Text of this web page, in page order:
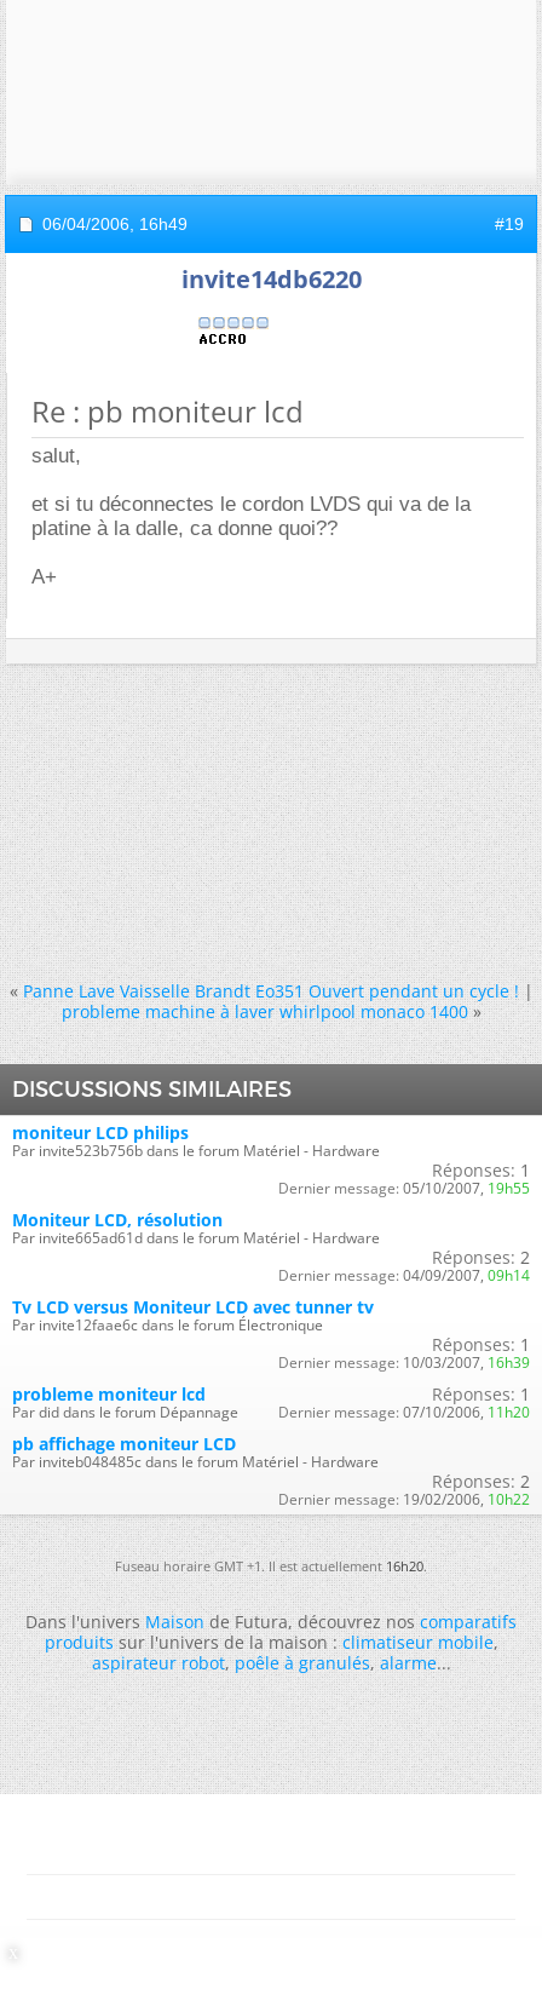
06/04/2006, 16h49 #19
invite14db6220
Re : pb moniteur lcd
salut,
et si tu déconnectes le cordon LVDS qui va de la
platine à la dalle, ca donne quoi??
A+
« Panne Lave Vaisselle Brandt Eo351 Ouvert pendant un cycle !|
probleme machine à laver whirlpool monaco 1400 »
DISCUSSIONS SIMILAIRES
moniteur LCD philips
Par invite523b756b dans le forum Matériel - Hardware
Réponses: 1
Dernier message: 05/10/2007, 19h55
Moniteur LCD, résolution
Par invite665ad61d dans le forum Matériel - Hardware
Réponses: 2
Dernier message: 04/09/2007, 09h14
Tv LCD versus Moniteur LCD avec tunner tv
Par invite12faae6c dans le forum Électronique
Réponses: 1
Dernier message: 10/03/2007, 16h39
probleme moniteur lcd
Par did dans le forum Dépannage
Réponses: 1
Dernier message: 07/10/2006, 11h20
pb affichage moniteur LCD
Par inviteb048485c dans le forum Matériel - Hardware
Réponses: 2
Dernier message: 19/02/2006, 10h22
Fuseau horaire GMT +1. Il est actuellement16h20.
Dans l'universMaisonde Futura, découvrez noscomparatifs
produitssur l'univers de la maison :climatiseur mobile,
aspirateur robot,poêle à granulés,alarme...